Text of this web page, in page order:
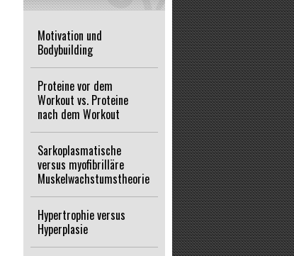
Motivation und
Bodybuilding
Proteine vor dem
Workout vs. Proteine
nach dem Workout
Sarkoplasmatische
versus myofibrilläre
Muskelwachstumstheorie
Hypertrophie versus
Hyperplasie